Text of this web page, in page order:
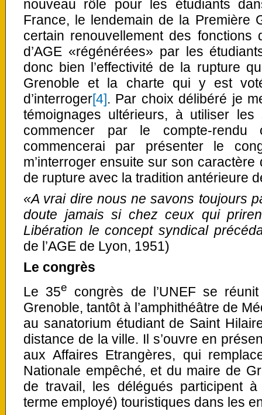
nouveau rôle pour les étudiants
France, le lendemain de la Première
certain renouvellement des fonctions
d’AGE «régénérées» par les
donc bien l’effectivité de la rupture
Grenoble et la charte qui y est
d’interroger[4]. Par choix délibéré je
témoignages ultérieurs, à utiliser les
commencer par le compte-rendu
commencerai par présenter le
m’interroger ensuite sur son
de rupture avec la tradition antérieure
«A vrai dire nous ne savons toujours
doute jamais si chez ceux qui
Libération le concept syndical
de l’AGE de Lyon, 1951)
Le congrès
Le 35e
congrès de l’UNEF se
Grenoble, tantôt à l’amphithéâtre de
au sanatorium étudiant de Saint
distance de la ville. Il s’ouvre en
aux Affaires Etrangères, qui
Nationale empêché, et du maire de
de travail, les délégués participent
terme employé) touristiques dans les